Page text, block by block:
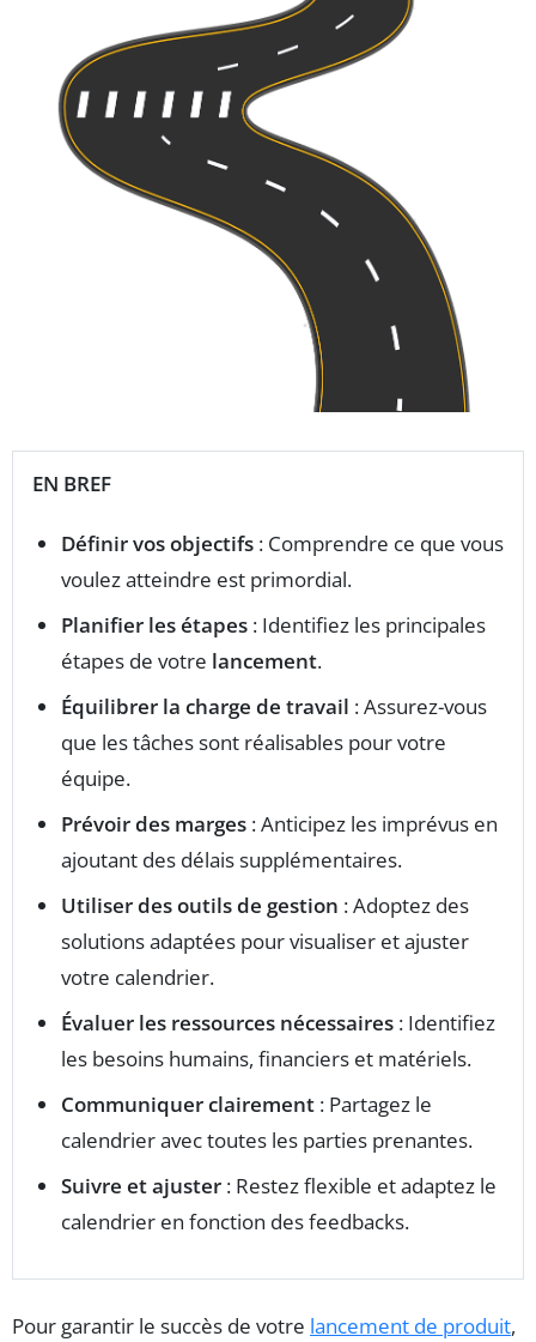
EN BREF
Définir vos objectifs : Comprendre ce que vous
voulez atteindre est primordial.
Planifier les étapes : Identifiez les principales
étapes de votre lancement.
Équilibrer la charge de travail : Assurez-vous
que les tâches sont réalisables pour votre
équipe.
Prévoir des marges : Anticipez les imprévus en
ajoutant des délais supplémentaires.
Utiliser des outils de gestion : Adoptez des
solutions adaptées pour visualiser et ajuster
votre calendrier.
Évaluer les ressources nécessaires : Identifiez
les besoins humains, financiers et matériels.
Communiquer clairement : Partagez le
calendrier avec toutes les parties prenantes.
Suivre et ajuster : Restez flexible et adaptez le
calendrier en fonction des feedbacks.
Pour garantir le succès de votre lancement de produit,